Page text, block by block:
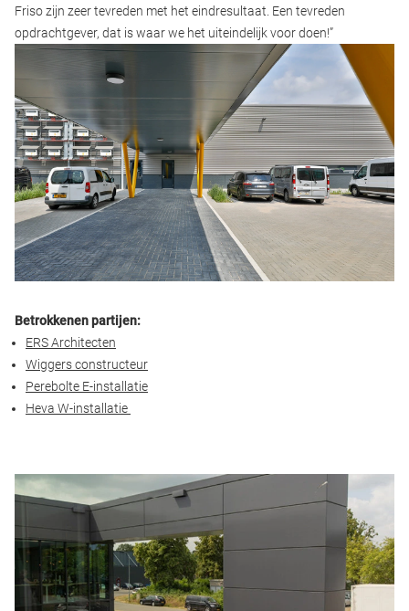
Friso zijn zeer tevreden met het eindresultaat. Een tevreden
opdrachtgever, dat is waar we het uiteindelijk voor doen!”
Betrokkenen partijen:
ERS Architecten
Wiggers constructeur
Perebolte E-installatie
Heva W-installatie